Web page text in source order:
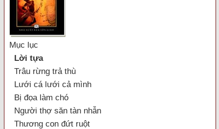
Mục lục
Lời tựa
Trâu rừng trả thù
Lưới cá lưới cả mình
Bị đọa làm chó
Người thợ săn tàn nhẫn
Thương con đứt ruột